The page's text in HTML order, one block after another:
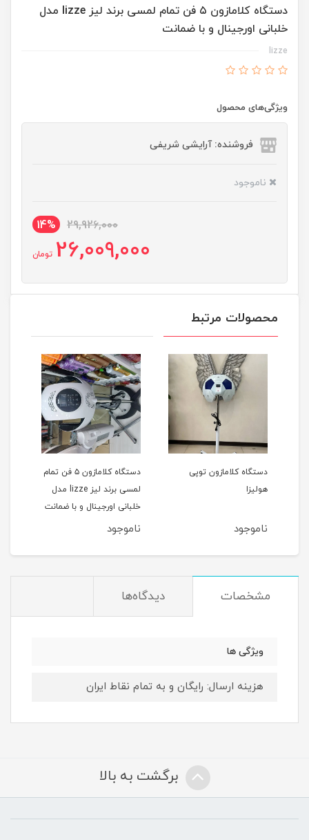
دستگاه کلامازون ۵ فن تمام لمسی برند لیز lizze مدل
خلبانی اورجینال و با ضمانت
lizze
ویژگی‌های محصول
فروشنده: آرایشی شریفی
ناموجود
29,926,000
14%
26,009,000 تومان
محصولات مرتبط
دستگاه کلامازون توپی
هولیزا
ناموجود
دستگاه کلامازون ۵ فن تمام
لمسی برند لیز lizze مدل
خلبانی اورجینال و با ضمانت
ناموجود
مشخصات دیدگاه‌ها
ویژگی ها
هزینه ارسال: رایگان و به تمام نقاط ایران
برگشت به بالا